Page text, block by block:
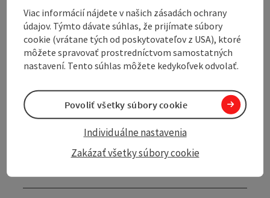
General information
Room / Holiday Appartement
Equipment
Viac informácií nájdete v našich zásadách ochrany
údajov. Týmto dávate súhlas, že prijímate súbory
cookie (vrátane tých od poskytovateľov z USA), ktoré
môžete spravovať prostredníctvom samostatných
nastavení. Tento súhlas môžete kedykoľvek odvolať.
Zakázať všetky súbory cookie
Individuálne nastavenia
Povoliť všetky súbory cookie